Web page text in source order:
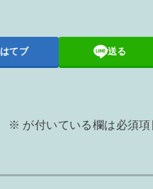
はてブ 送る
※ が付いている欄は必須項